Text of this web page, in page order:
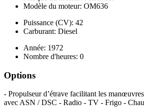
Modèle du moteur: OM636
Puissance (CV): 42
Carburant: Diesel
Année: 1972
Nombre d'heures: 0
Options
- Propulseur d’étrave facilitant les
avec ASN / DSC - Radio - TV - Frigo -